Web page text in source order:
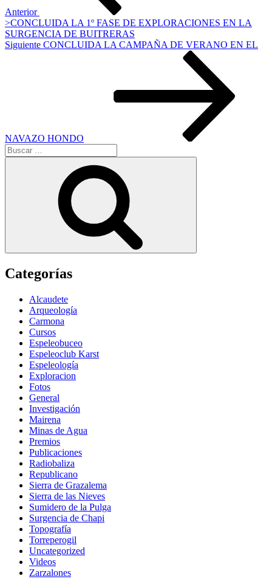
Anterior
>CONCLUIDA LA 1º FASE DE EXPLORACIONES EN LA
SURGENCIA DE BUITRERAS
Siguiente
Siguiente CONCLUIDA LA CAMPAÑA DE VERANO EN EL
NAVAZO HONDO
Buscar
por:
Categorías
Alcaudete
Arqueología
Carmona
Cursos
Espeleobuceo
Espeleoclub Karst
Espeleología
Exploracion
Fotos
General
Investigación
Mairena
Minas de Agua
Premios
Publicaciones
Radiobaliza
Republicano
Sierra de Grazalema
Sierra de las Nieves
Sumidero de la Pulga
Surgencia de Chapi
Topografía
Torreperogil
Uncategorized
Videos
Zarzalones